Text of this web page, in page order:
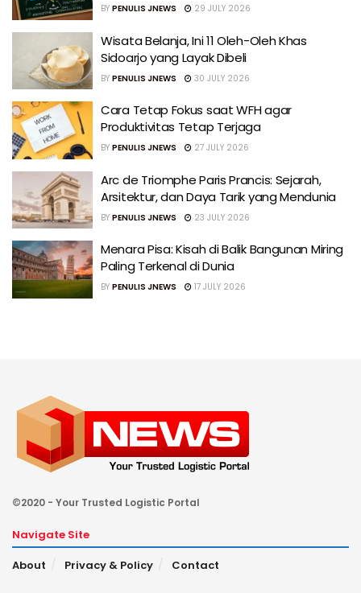
BY PENULIS JNEWS 29 JULY 2026
Wisata Belanja, Ini 11 Oleh-Oleh Khas
Sidoarjo yang Layak Dibeli
BY PENULIS JNEWS 30 JULY 2026
Cara Tetap Fokus saat WFH agar
Produktivitas Tetap Terjaga
BY PENULIS JNEWS 27 JULY 2026
Arc de Triomphe Paris Prancis: Sejarah,
Arsitektur, dan Daya Tarik yang Mendunia
BY PENULIS JNEWS 23 JULY 2026
Menara Pisa: Kisah di Balik Bangunan Miring
Paling Terkenal di Dunia
BY PENULIS JNEWS 17 JULY 2026
©2020 - Your Trusted Logistic Portal
Navigate Site
About
Privacy & Policy Contact